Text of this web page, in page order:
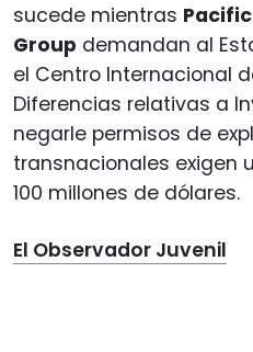
sucede mientras
Group demandan al
el Centro Internacional
Diferencias relativas a
negarle permisos de
transnacionales exigen
100 millones de dólares.
El Observador Juvenil